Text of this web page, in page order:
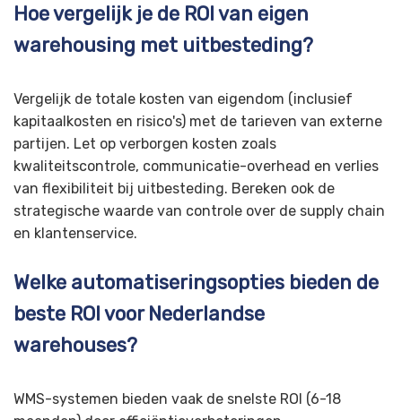
Hoe vergelijk je de ROI van eigen
warehousing met uitbesteding?
Vergelijk de totale kosten van eigendom (inclusief
kapitaalkosten en risico's) met de tarieven van externe
partijen. Let op verborgen kosten zoals
kwaliteitscontrole, communicatie-overhead en verlies
van flexibiliteit bij uitbesteding. Bereken ook de
strategische waarde van controle over de supply chain
en klantenservice.
Welke automatiseringsopties bieden de
beste ROI voor Nederlandse
warehouses?
WMS-systemen bieden vaak de snelste ROI (6-18